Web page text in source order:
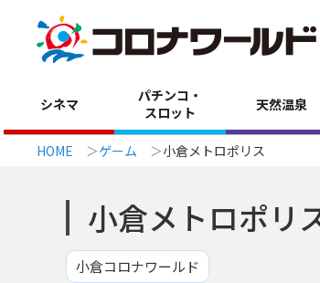
シネマ
パチンコ・
スロット
天然温泉
HOME ゲーム 小倉メトロポリス
小倉メトロポリ
小倉コロナワールド